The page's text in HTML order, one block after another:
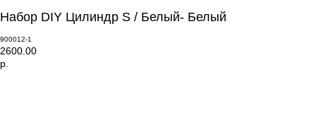
Набор DIY Цилиндр S / Белый- Белый
900012-1
2600.00
р.